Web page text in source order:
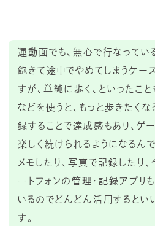
運動面でも、無心で行なってい
飽きて途中でやめてしまうケー
すが、単純に歩く、といったこ
などを使うと、もっと歩きたくな
録することで達成感もあり、ゲ
楽しく続けられるようになるんで
メモしたり、写真で記録したり、
ートフォンの管理・記録アプリ
いるのでどんどん活用するとい
す。